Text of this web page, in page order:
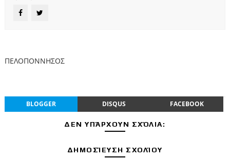
ΠΕΛΟΠΟΝΝΗΣΟΣ
BLOGGER DISQUS FACEBOOK
ΔΕΝ ΥΠΆΡΧΟΥΝ ΣΧΌΛΙΑ:
ΔΗΜΟΣΊΕΥΣΗ ΣΧΟΛΊΟΥ